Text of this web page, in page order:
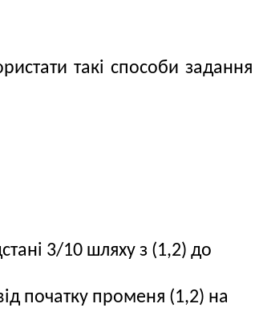
такі способи задання
3/10 шляху з (1,2) до
початку променя (1,2) на